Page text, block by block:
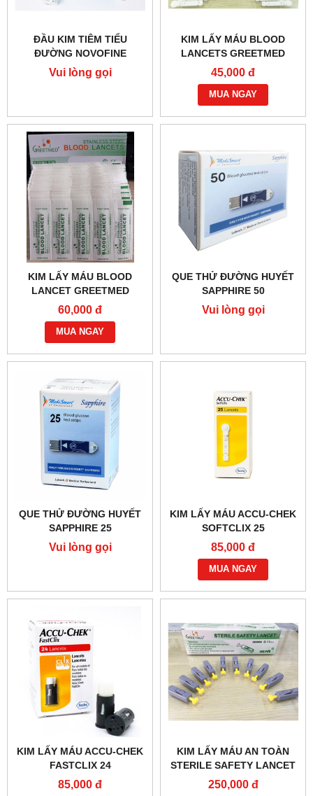
ĐẦU KIM TIÊM TIỂU
ĐƯỜNG NOVOFINE
Vui lòng gọi
KIM LẤY MÁU BLOOD
LANCETS GREETMED
(DẸP)
45,000 đ
MUA NGAY
KIM LẤY MÁU BLOOD
LANCET GREETMED
GT042-100
60,000 đ
MUA NGAY
QUE THỬ ĐƯỜNG HUYẾT
SAPPHIRE 50
Vui lòng gọi
QUE THỬ ĐƯỜNG HUYẾT
SAPPHIRE 25
Vui lòng gọi
KIM LẤY MÁU ACCU-CHEK
SOFTCLIX 25
85,000 đ
MUA NGAY
KIM LẤY MÁU ACCU-CHEK
FASTCLIX 24
85,000 đ
KIM LẤY MÁU AN TOÀN
STERILE SAFETY LANCET
GREETMED GT043-302
250,000 đ